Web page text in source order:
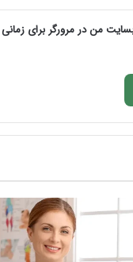
من در مرورگر برای